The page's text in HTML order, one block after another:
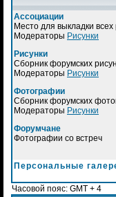
Ассоциации
Место для выкладки
Модераторы Рисунки
Рисунки
Сборник форумских
Модераторы Рисунки
Фотографии
Сборник форумских
Модераторы Рисунки
Форумчане
Фотографии со встреч
Персональные
Часовой пояс: GMT + 4